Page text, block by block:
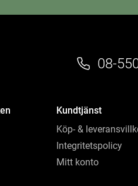
08-
Kundtjänst
Köp- &
Integritetspolicy
Mitt konto